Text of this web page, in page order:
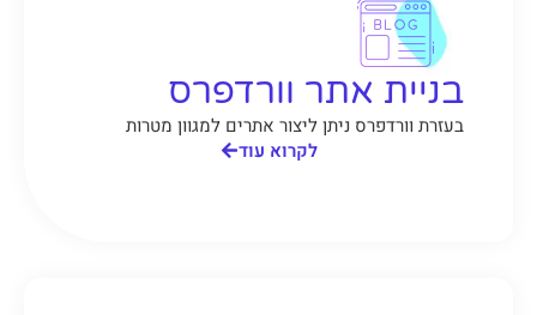
בניית אתר וורדפרס
בעזרת וורדפרס ניתן ליצור אתרים למגוון מטרות
לקרוא עוד